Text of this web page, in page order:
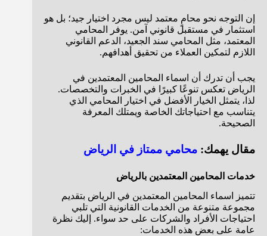
إن التوجه نحو محامٍ معتمد ليس مجرد اختيار جيد؛ بل هو
استثمار في مستقبل قانوني آمن. يوفر المحامي
المعتمد، مثل المحامي سند الجعيد، الدعم القانوني
اللازم لتمكين العملاء من تحقيق أهدافهم.
يجب أن تدرك أن اسماء المحامين المعتمدين في
الرياض تعكس تنوعًا كبيرًا في الخبرات والتخصصات.
لذا، يتمثل الخيار الأفضل في اختيار المحامي الذي
يتناسب مع احتياجاتك الخاصة ويمتلك المعرفة
الصحيحة.
مقال يهمك: محامي ممتاز في الرياض
خدمات المحامين المعتمدين بالرياض
تتميز اسماء المحامين المعتمدين في الرياض بتقديم
مجموعة متنوعة من الخدمات القانونية التي تلبي
احتياجات الأفراد والشركات على حد سواء. إليك نظرة
عامة على بعض هذه الخدمات: